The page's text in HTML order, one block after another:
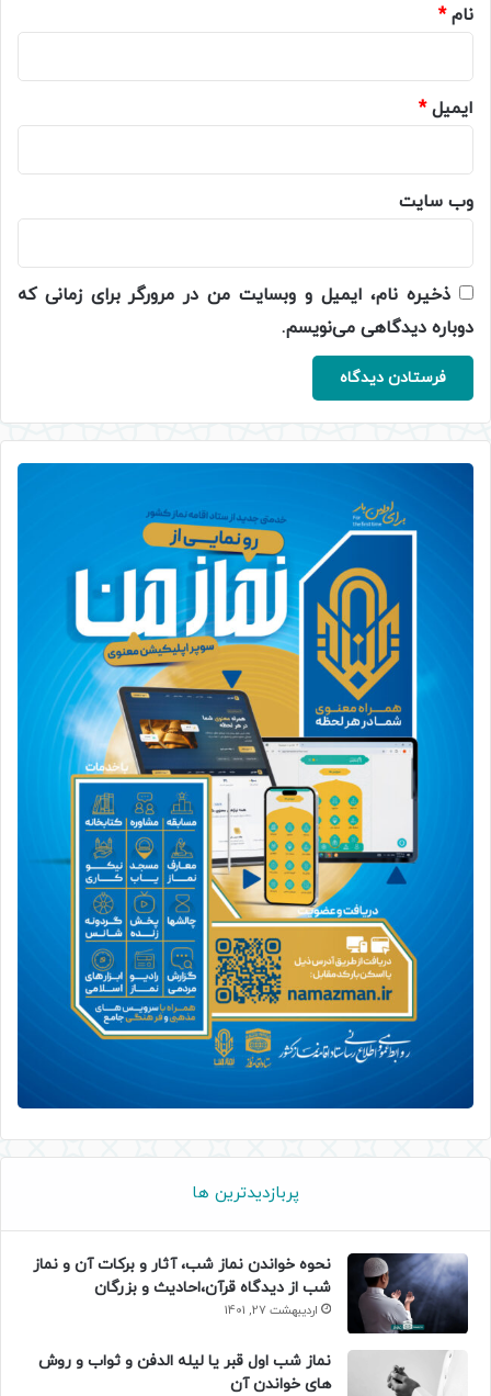
نام*
ایمیل*
وب‌ سایت
ذخیره نام، ایمیل و وبسایت من در مرورگر برای زمانی که
دوباره دیدگاهی می‌نویسم.
پربازدیدترین ها
نحوه خواندن نماز شب، آثار و برکات آن و نماز
شب از دیدگاه قرآن،احادیث و بزرگان
اردیبهشت 27, 1401
نماز شب اول قبر یا لیله الدفن و ثواب و روش
های خواندن آن